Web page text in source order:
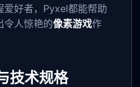
爱好者，Pyxel都能帮助
令人惊艳的像素游戏作
技术规格